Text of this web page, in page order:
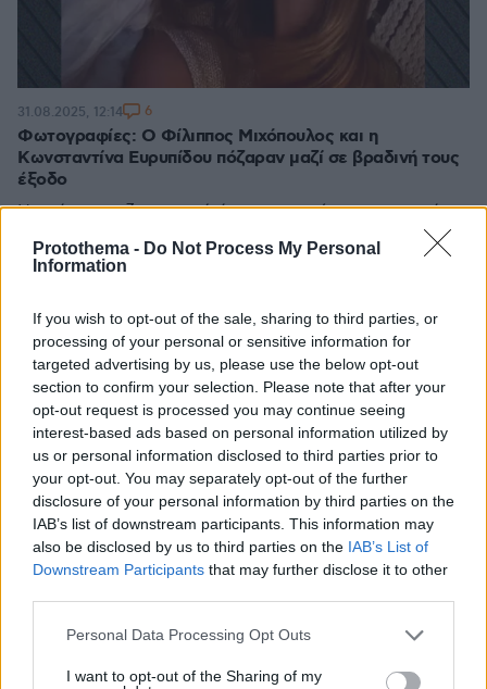
Protothema - Do Not Process My Personal
Information
If you wish to opt-out of the sale, sharing to third parties, or
processing of your personal or sensitive information for
targeted advertising by us, please use the below opt-out
section to confirm your selection. Please note that after your
opt-out request is processed you may continue seeing
interest-based ads based on personal information utilized by
us or personal information disclosed to third parties prior to
your opt-out. You may separately opt-out of the further
disclosure of your personal information by third parties on the
IAB’s list of downstream participants. This information may
also be disclosed by us to third parties on the IAB’s List of
Downstream Participants that may further disclose it to other
Please note that this website/app uses one or more Google
not limited to your visit or usage behaviour. You may click to
Personal Data Processing Opt Outs
I want to opt-out of the Sharing of my
Φωτογραφίες: Ο Φίλιππος Μιχόπουλος και η
Κωνσταντίνα Ευρυπίδου πόζαραν μαζί σε βραδινή τους
έξοδο
Η σχέση του ζευγαριού έγινε γνωστή τον περασμένο
31.08.2025, 12:14 6